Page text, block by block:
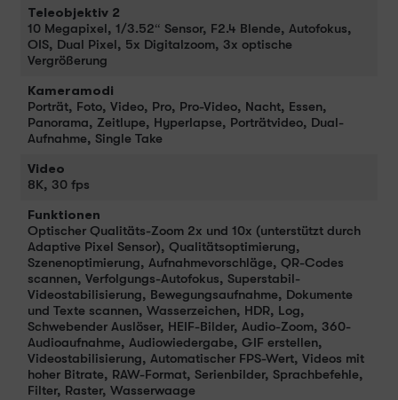
Teleobjektiv 2
10 Megapixel, 1/3.52“ Sensor, F2.4 Blende, Autofokus,
OIS, Dual Pixel, 5x Digitalzoom, 3x optische
Vergrößerung
Kameramodi
Porträt, Foto, Video, Pro, Pro-Video, Nacht, Essen,
Panorama, Zeitlupe, Hyperlapse, Porträtvideo, Dual-
Aufnahme, Single Take
Video
8K, 30 fps
Funktionen
Optischer Qualitäts-Zoom 2x und 10x (unterstützt durch
Adaptive Pixel Sensor), Qualitätsoptimierung,
Szenenoptimierung, Aufnahmevorschläge, QR-Codes
scannen, Verfolgungs-Autofokus, Superstabil-
Videostabilisierung, Bewegungsaufnahme, Dokumente
und Texte scannen, Wasserzeichen, HDR, Log,
Schwebender Auslöser, HEIF-Bilder, Audio-Zoom, 360-
Audioaufnahme, Audiowiedergabe, GIF erstellen,
Videostabilisierung, Automatischer FPS-Wert, Videos mit
hoher Bitrate, RAW-Format, Serienbilder, Sprachbefehle,
Filter, Raster, Wasserwaage